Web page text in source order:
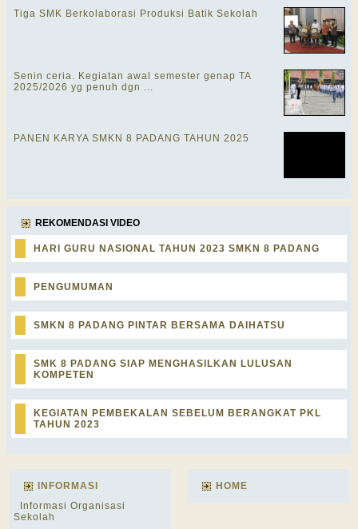
Tiga SMK Berkolaborasi Produksi Batik Sekolah
Senin ceria. Kegiatan awal semester genap TA
2025/2026 yg penuh dgn ...
PANEN KARYA SMKN 8 PADANG TAHUN 2025
REKOMENDASI VIDEO
HARI GURU NASIONAL TAHUN 2023 SMKN 8 PADANG
PENGUMUMAN
SMKN 8 PADANG PINTAR BERSAMA DAIHATSU
SMK 8 PADANG SIAP MENGHASILKAN LULUSAN
KOMPETEN
KEGIATAN PEMBEKALAN SEBELUM BERANGKAT PKL
TAHUN 2023
INFORMASI
Informasi Organisasi
Sekolah
HOME